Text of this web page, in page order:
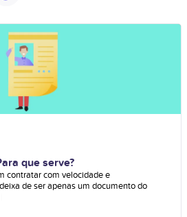
que serve?
contratar com velocidade e
de ser apenas um documento do